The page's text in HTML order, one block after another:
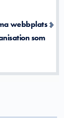
webbplats
som